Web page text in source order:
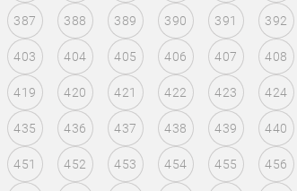
387 388 389 390 391 392
403 404 405 406 407 408
419 420 421 422 423 424
435 436 437 438 439 440
451 452 453 454 455 456